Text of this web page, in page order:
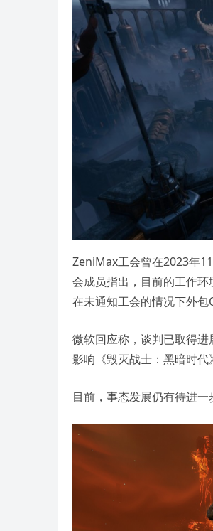
ZeniMax工会曾在2023年
会成员指出，目前的工作
在未通知工会的情况下外包
微软回应称，谈判已取得
影响《毁灭战士：黑暗时代
目前，事态发展仍有待进一